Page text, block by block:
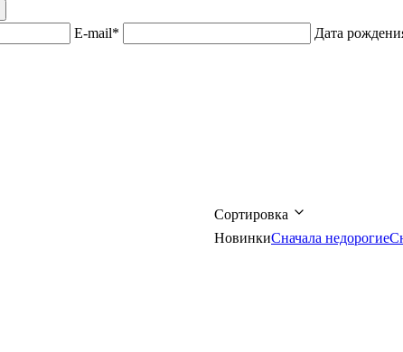
E-mail*
Дата
Сортировка
НовинкиСначала недорогие